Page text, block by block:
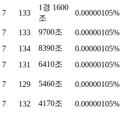
7 133
1경 1600
조
0.00000105%
7 133 9700조
0.00000105%
7 134 8390조
0.00000105%
7 131 6410조 0.00000105%
7 129 5460조 0.00000105%
7 132 4170조
0.00000105%